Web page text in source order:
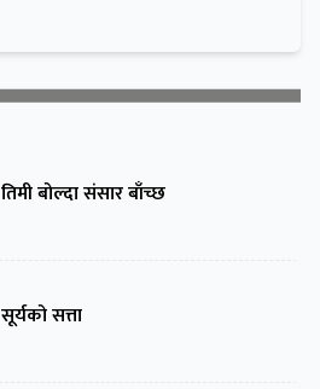
तिमी बोल्दा संसार बाँच्छ
सूर्यको सत्ता